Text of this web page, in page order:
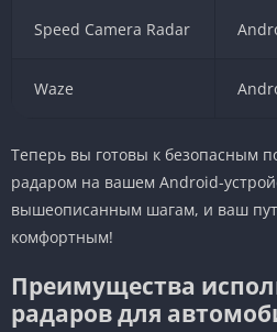
Speed Camera Radar
Waze
Теперь вы готовы к безопасным
радаром на вашем Android-
вышеописанным шагам, и ваш
комфортным!
Преимущества
радаров для